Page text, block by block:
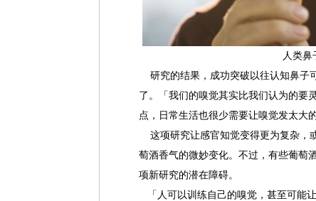
人类鼻
研究的结果，成功突破以往认知鼻子
了。「我们的嗅觉其实比我们认为的要
点，日常生活也很少需要让嗅觉发太大
这项研究让感官知觉变得更为复杂，
萄酒香气的微妙变化。不过，有些葡萄
项新研究的潜在障碍。
「人可以训练自己的嗅觉，甚至可能